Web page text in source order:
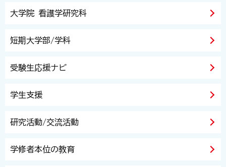
大学院 看護学研究科
短期大学部/学科
受験生応援ナビ
学生支援
研究活動/交流活動
学修者本位の教育